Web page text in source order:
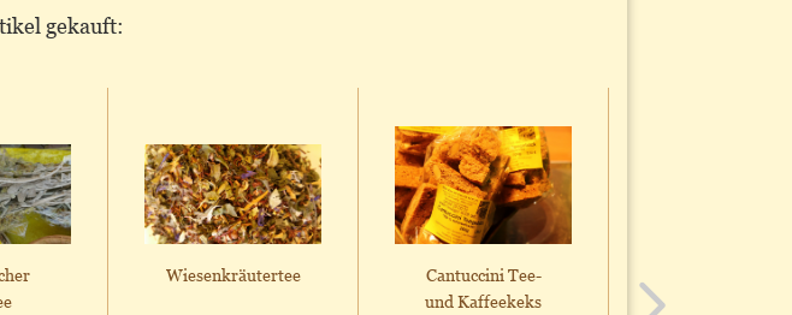
gekauft:
Wiesenkräutertee
Cantuccini Tee-
und Kaffeekeks